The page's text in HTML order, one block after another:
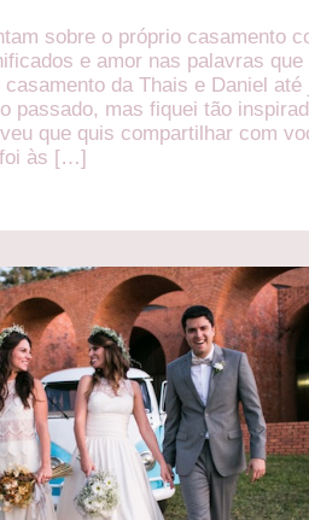
sobre o próprio casamento
e amor nas palavras que
da Thais e Daniel até
passado, mas fiquei tão
que quis compartilhar com
foi às […]